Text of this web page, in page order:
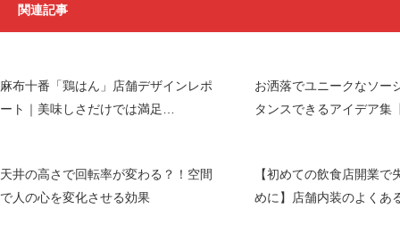
関連記事
麻布十番「鶏はん」店舗デザインレポ
ート｜美味しさだけでは満足…
お洒落でユニークなソー
タンスできるアイデア集
天井の高さで回転率が変わる？！空間
で人の心を変化させる効果
【初めての飲食店開業で
めに】店舗内装のよくあ